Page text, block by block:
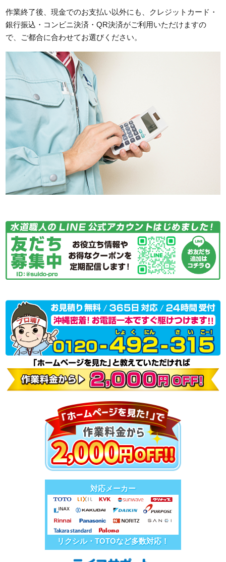
作業終了後、現金でのお支払い以外にも、クレジットカード・
銀行振込・コンビニ決済・QR決済がご利用いただけますの
で、ご都合に合わせてお選びください。
対応メーカー
リクシル・TOTOなど多数対応！